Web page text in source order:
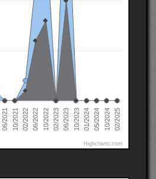
06/2021 10/2021 02/2022 06/2022 10/2022 02/2023 06/2023 10/2023 01/2024 05/2024 10/2024 02/2025
Highcharts.com